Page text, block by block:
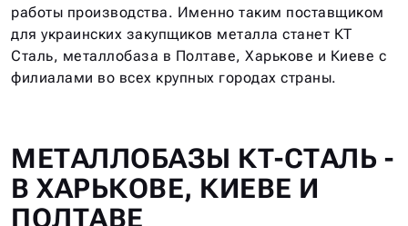
работы производства. Именно таким поставщиком
для украинских закупщиков металла станет КТ
Сталь, металлобаза в Полтаве, Харькове и Киеве с
филиалами во всех крупных городах страны.
МЕТАЛЛОБАЗЫ КТ-СТАЛЬ -
В ХАРЬКОВЕ, КИЕВЕ И
ПОЛТАВЕ